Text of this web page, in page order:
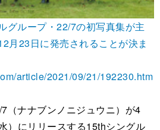
グループ・22/7の初写真集が主
月23日に発売されることが決ま
article/2021/09/21/192230.htm
（ナナブンノニジュウニ）が4
）にリリースする15thシングル